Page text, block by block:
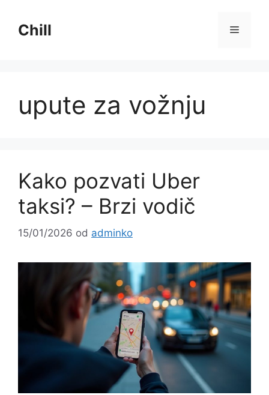
sadržajChill
upute za vožnju
Kako pozvati Uber
taksi? – Brzi vodič
15/01/2026 od adminko